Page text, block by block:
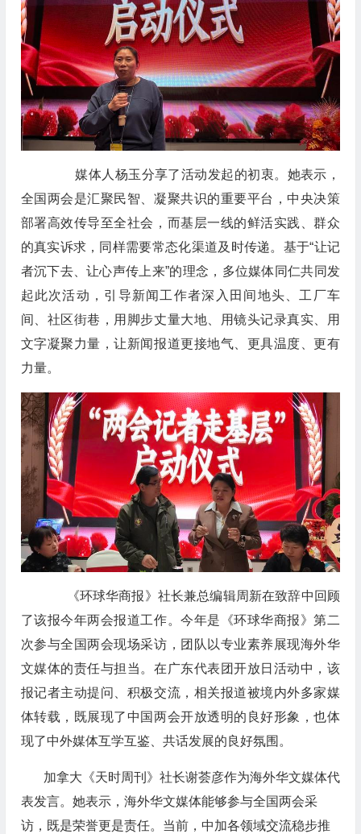
媒体人杨玉分享了活动发起的初衷。她表示，
全国两会是汇聚民智、凝聚共识的重要平台，中央决策
部署高效传导至全社会，而基层一线的鲜活实践、群众
的真实诉求，同样需要常态化渠道及时传递。基于“让记
者沉下去、让心声传上来”的理念，多位媒体同仁共同发
起此次活动，引导新闻工作者深入田间地头、工厂车
间、社区街巷，用脚步丈量大地、用镜头记录真实、用
文字凝聚力量，让新闻报道更接地气、更具温度、更有
力量。
《环球华商报》社长兼总编辑周新在致辞中回顾
了该报今年两会报道工作。今年是《环球华商报》第二
次参与全国两会现场采访，团队以专业素养展现海外华
文媒体的责任与担当。在广东代表团开放日活动中，该
报记者主动提问、积极交流，相关报道被境内外多家媒
体转载，既展现了中国两会开放透明的良好形象，也体
现了中外媒体互学互鉴、共话发展的良好氛围。
加拿大《天时周刊》社长谢荟彦作为海外华文媒体代
表发言。她表示，海外华文媒体能够参与全国两会采
访，既是荣誉更是责任。当前，中加各领域交流稳步推